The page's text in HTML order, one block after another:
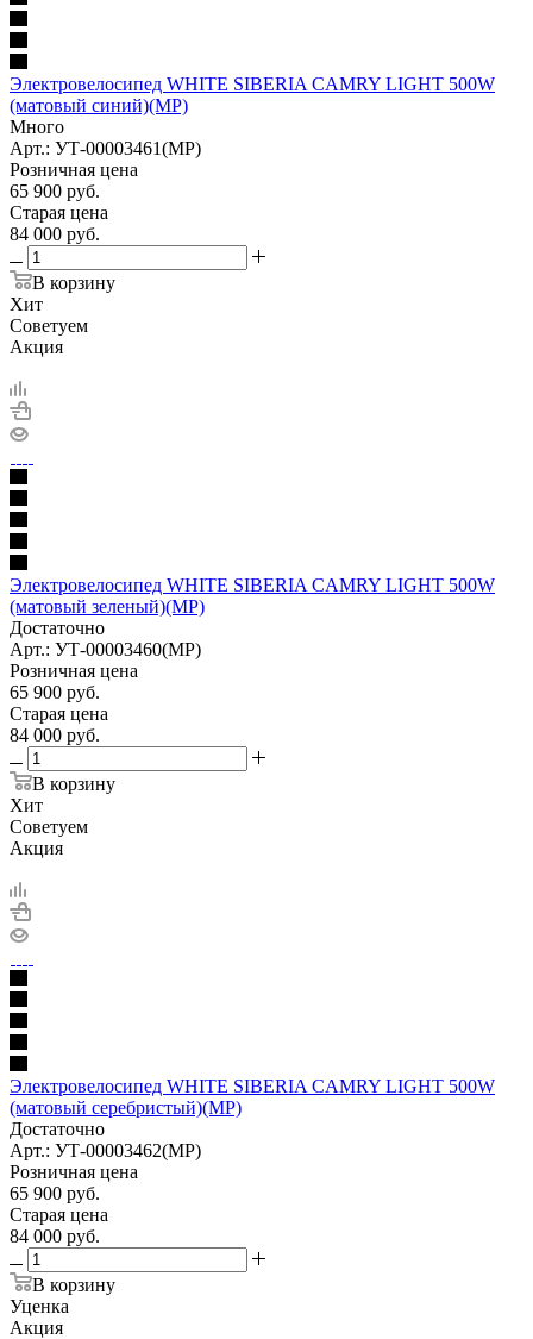
Электровелосипед WHITE SIBERIA CAMRY LIGHT 500W
(матовый синий)(МР)
Много
Арт.: УТ-00003461(МР)
Розничная цена
65 900 руб.
Старая цена
84 000 руб.
В корзину
Хит
Советуем
Акция
Электровелосипед WHITE SIBERIA CAMRY LIGHT 500W
(матовый зеленый)(МР)
Достаточно
Арт.: УТ-00003460(МР)
Розничная цена
65 900 руб.
Старая цена
84 000 руб.
В корзину
Хит
Советуем
Акция
Электровелосипед WHITE SIBERIA CAMRY LIGHT 500W
(матовый серебристый)(МР)
Достаточно
Арт.: УТ-00003462(МР)
Розничная цена
65 900 руб.
Старая цена
84 000 руб.
В корзину
Уценка
Акция